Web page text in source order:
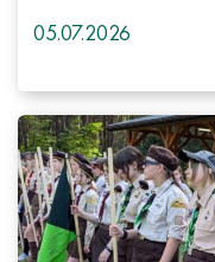
05.07.2026